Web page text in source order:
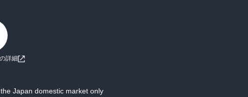
詳細
Japan domestic market only